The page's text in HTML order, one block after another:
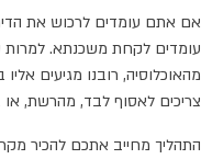
אם אתם עומדים לרכוש את
עומדים לקחת משכנתא. למרות
מהאוכלוסיה, רובנו מגיעים
צריכים לאסוף לבד, מהרשת,
התהליך מחייב אתכם להכיר